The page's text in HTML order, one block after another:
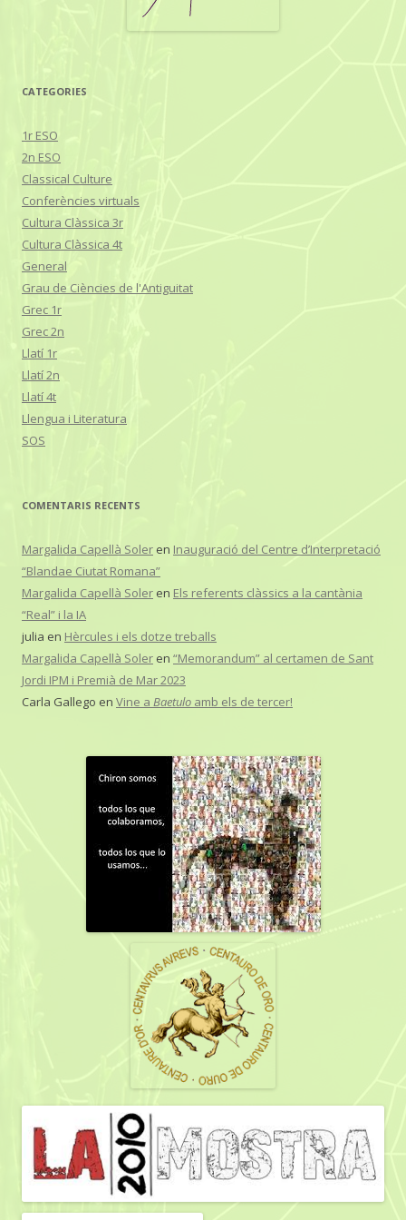
CATEGORIES
1r ESO
2n ESO
Classical Culture
Conferències virtuals
Cultura Clàssica 3r
Cultura Clàssica 4t
General
Grau de Ciències de l'Antiguitat
Grec 1r
Grec 2n
Llatí 1r
Llatí 2n
Llatí 4t
Llengua i Literatura
SOS
COMENTARIS RECENTS
Margalida Capellà Soler en Inauguració del Centre d’Interpretació
“Blandae Ciutat Romana”
Margalida Capellà Soler en Els referents clàssics a la cantània
“Real” i la IA
julia en Hèrcules i els dotze treballs
Margalida Capellà Soler en “Memorandum” al certamen de Sant
Jordi IPM i Premià de Mar 2023
Carla Gallego en Vine a Baetulo amb els de tercer!